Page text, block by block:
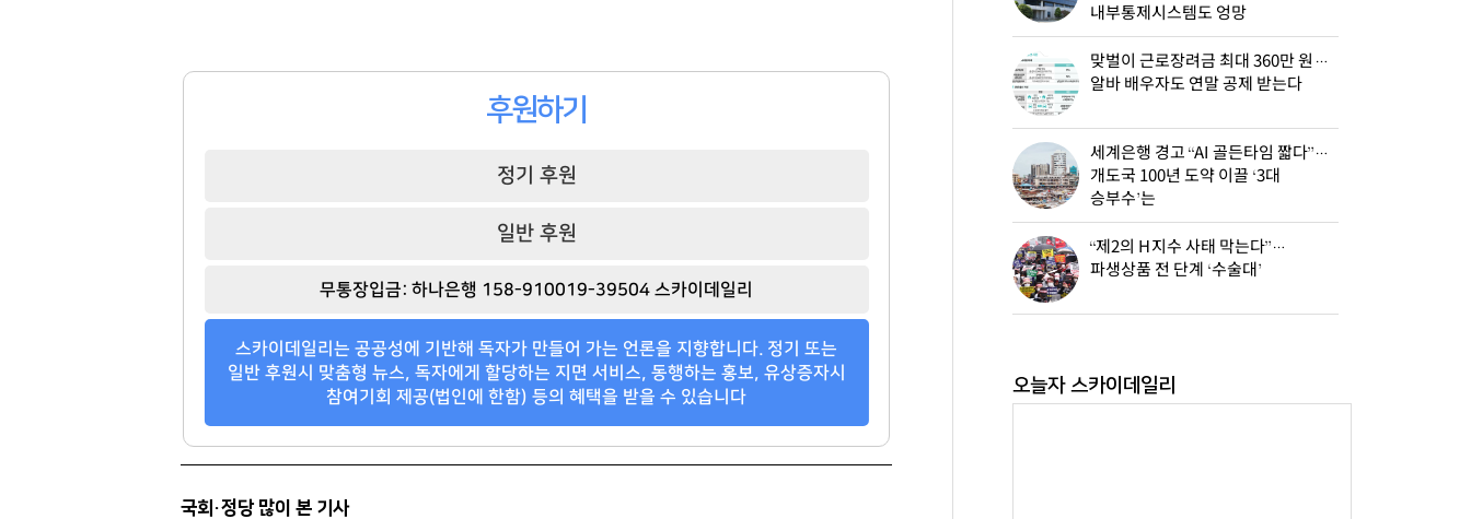
후원하기
정기 후원
일반 후원
무통장입금: 하나은행 158-910019-39504 스카이데일리
스카이데일리는 공공성에 기반해 독자가 만들어 가는 언론을 지향합니다. 정기 또는
일반 후원시 맞춤형 뉴스, 독자에게 할당하는 지면 서비스, 동행하는 홍보, 유상증자시
참여기회 제공(법인에 한함) 등의 혜택을 받을 수 있습니다
국회·정당 많이 본 기사
내부통제시스템도 엉망
맞벌이 근로장려금 최대 360만 원…
알바 배우자도 연말 공제 받는다
세계은행 경고 “AI 골든타임 짧다”…
개도국 100년 도약 이끌 ‘3대
승부수’는
“제2의 H지수 사태 막는다”…
파생상품 전 단계 ‘수술대’
오늘자 스카이데일리